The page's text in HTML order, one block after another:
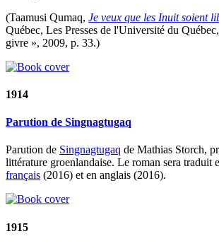
(Taamusi Qumaq, Je veux que les Inuit soient
Québec, Les Presses de l'Université du
givre », 2009, p. 33.)
1914
Parution de Singnagtugaq
Parution de Singnagtugaq de Mathias Storch,
littérature groenlandaise. Le roman sera traduit
français (2016) et en anglais (2016).
1915